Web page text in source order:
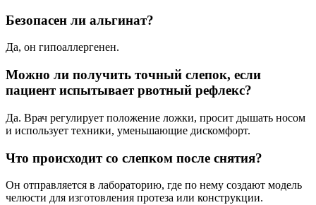
Безопасен ли альгинат?
Да, он гипоаллергенен.
Можно ли получить точный слепок, если
пациент испытывает рвотный рефлекс?
Да. Врач регулирует положение ложки, просит дышать носом
и использует техники, уменьшающие дискомфорт.
Что происходит со слепком после снятия?
Он отправляется в лабораторию, где по нему создают модель
челюсти для изготовления протеза или конструкции.